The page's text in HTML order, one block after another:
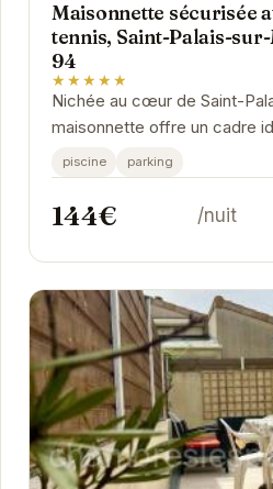
Maisonnette sécurisée
tennis, Saint-Palais-
94
★★★★★
Nichée au cœur de Saint-
maisonnette offre un cadre
vacances en famille ou entre
piscine...
piscine parking
144€ /nuit